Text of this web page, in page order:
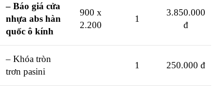
– Báo giá cửa
nhựa abs hàn
quốc ô kính
900 x
2.200
1
3.850.000
đ
– Khóa tròn
trơn pasini
1 250.000 đ